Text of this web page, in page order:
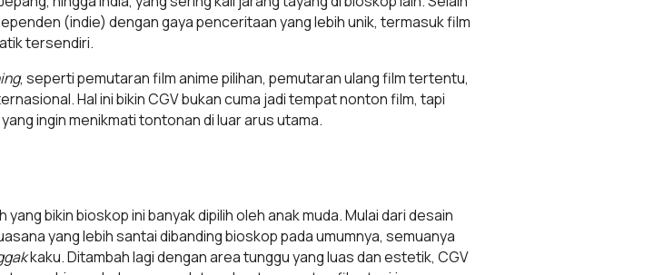
(indie) dengan gaya penceritaan yang lebih unik, termasuk film
tersendiri.
, seperti pemutaran film anime pilihan, pemutaran ulang film tertentu,
Hal ini bikin CGV bukan cuma jadi tempat nonton film, tapi
ingin menikmati tontonan di luar arus utama.
yang bikin bioskop ini banyak dipilih oleh anak muda. Mulai dari desain
yang lebih santai dibanding bioskop pada umumnya, semuanya
kaku. Ditambah lagi dengan area tunggu yang luas dan estetik, CGV